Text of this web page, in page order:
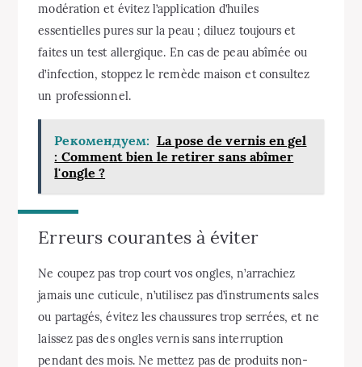
modération et évitez l’application d’huiles
essentielles pures sur la peau ; diluez toujours et
faites un test allergique. En cas de peau abîmée ou
d’infection, stoppez le remède maison et consultez
un professionnel.
Рекомендуем: La pose de vernis en gel
: Comment bien le retirer sans abîmer
l'ongle ?
Erreurs courantes à éviter
Ne coupez pas trop court vos ongles, n’arrachiez
jamais une cuticule, n’utilisez pas d’instruments sales
ou partagés, évitez les chaussures trop serrées, et ne
laissez pas des ongles vernis sans interruption
pendant des mois. Ne mettez pas de produits non-